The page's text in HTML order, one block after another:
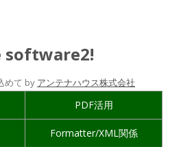
software2!
めて by アンテナハウス株式会社
PDF活用
Formatter/XML関係